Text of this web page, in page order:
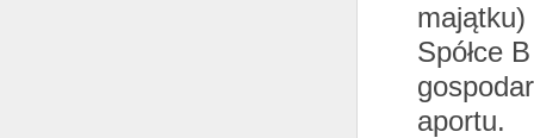
Spółce
aportu.